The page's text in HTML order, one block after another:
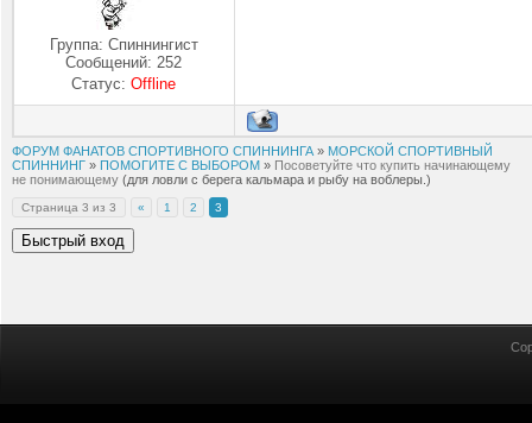
Группа: Спиннингист
Сообщений:252
Статус:Offline
ФОРУМ ФАНАТОВ СПОРТИВНОГО СПИННИНГА » МОРСКОЙ СПОРТИВНЫЙ
СПИННИНГ » ПОМОГИТЕ С ВЫБОРОМ » Посоветуйте что купить начинающему
не понимающему (для ловли с берега кальмара и рыбу на воблеры.)
Страница 3 из 3 « 1 2 3